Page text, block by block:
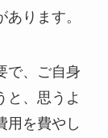
ります。
で、ご自身
と、思うよ
用を費やし